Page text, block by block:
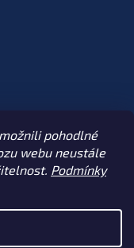
pohodlné
webu neustále
Podmínky